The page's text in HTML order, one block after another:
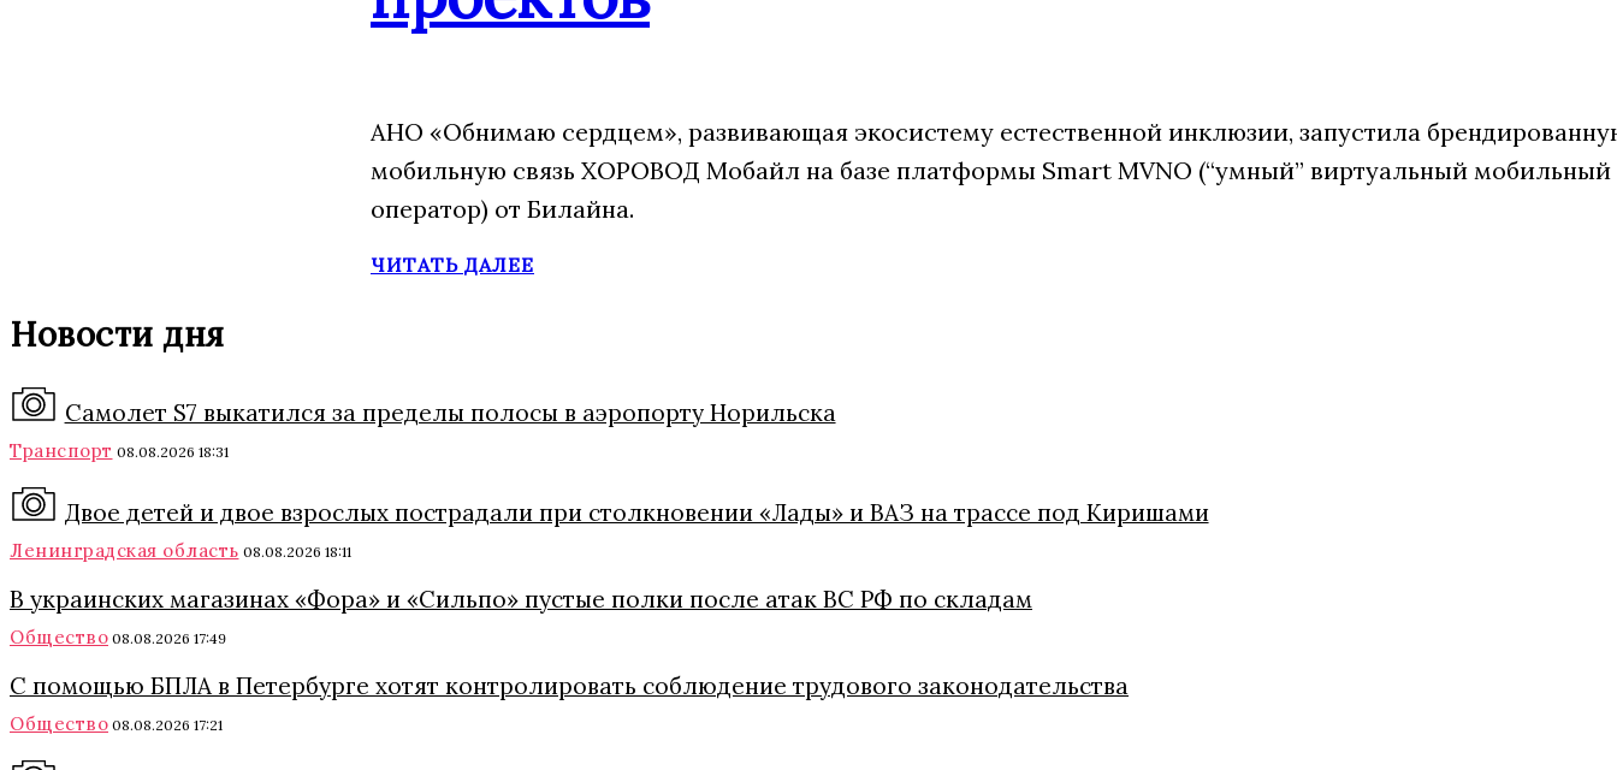
АНО «Обнимаю сердцем», развивающая экосистему естественной инклюзии, запустила
мобильную связь ХОРОВОД Мобайл на базе платформы Smart MVNO (“умный” виртуальный мобильный
оператор) от Билайна.
ЧИТАТЬ ДАЛЕЕ
Новости дня
Самолет S7 выкатился за пределы полосы в аэропорту Норильска
Транспорт 08.08.2026 18:31
Двое детей и двое взрослых пострадали при столкновении «Лады» и ВАЗ на трассе под Киришами
Ленинградская область 08.08.2026 18:11
В украинских магазинах «Фора» и «Сильпо» пустые полки после атак ВС РФ по складам
Общество 08.08.2026 17:49
С помощью БПЛА в Петербурге хотят контролировать соблюдение трудового законодательства
Общество 08.08.2026 17:21